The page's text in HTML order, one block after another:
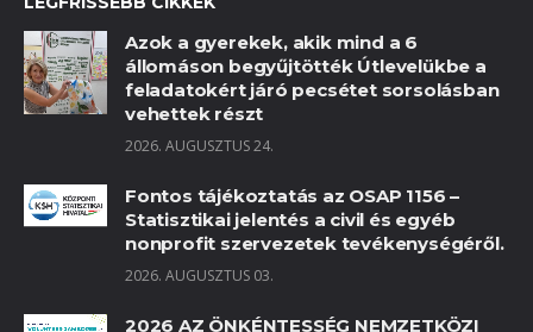
Azok a gyerekek, akik mind a 6
állomáson begyűjtötték Útlevelükbe a
feladatokért járó pecsétet sorsolásban
vehettek részt
2026. AUGUSZTUS 24.
Fontos tájékoztatás az OSAP 1156 –
Statisztikai jelentés a civil és egyéb
nonprofit szervezetek tevékenységéről.
2026. AUGUSZTUS 03.
2026 AZ ÖNKÉNTESSÉG NEMZETKÖZI